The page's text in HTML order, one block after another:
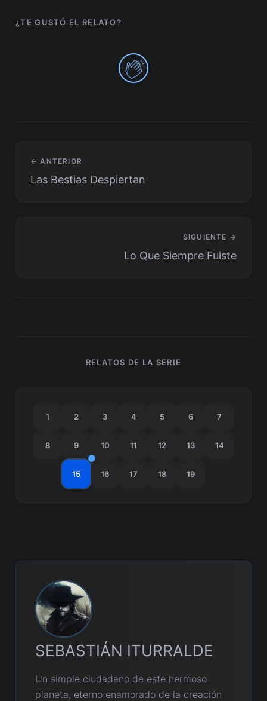
¿TE GUSTÓ EL RELATO?
← ANTERIOR
Las Bestias Despiertan
SIGUIENTE →
Lo Que Siempre Fuiste
RELATOS DE LA SERIE
1 2 3 4 5 6 7
8 9 10 11 12 13 14
15 16 17 18 19
SEBASTIÁN ITURRALDE
Un simple ciudadano de este hermoso
planeta, eterno enamorado de la creación